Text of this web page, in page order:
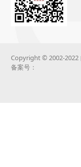
Copyright © 2002-2022
备案号：